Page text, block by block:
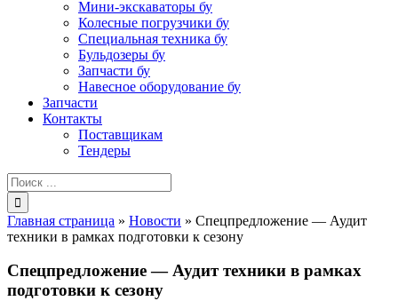
Мини-экскаваторы бу
Колесные погрузчики бу
Специальная техника бу
Бульдозеры бу
Запчасти бу
Навесное оборудование бу
Запчасти
Контакты
Поставщикам
Тендеры
Результат
поиска:
Главная страница » Новости » Cпецпредложение — Аудит
техники в рамках подготовки к сезону
Cпецпредложение — Аудит техники в рамках
подготовки к сезону